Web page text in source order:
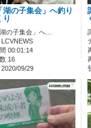
湖の子集会」へ釣り
り
の子集会」へ…
00:01:14
16
09/29